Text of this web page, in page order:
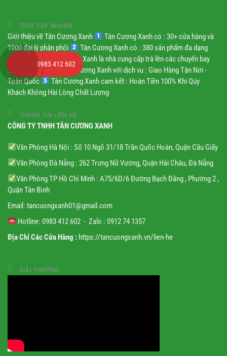
TRUY CẬP NHANH
Giới thiệu về Tân Cương Xanh
Tân Cương Xanh có : 30+ cửa hàng và
1000 đại lý phân phối
Tân Cương Xanh có : 380 sản phẩm đa dạng
chủng loại
Tân Cương Xanh là nhà cung cấp trà lên các chuyến bay
Vietnam Airline
Tân Cương Xanh với dịch vụ : Giao Hàng Tận Nơi -
Toàn Quốc
Tân Cương Xanh cam kết : Hoàn Tiền 100% Khi Qúy
Khách Không Hài Lòng Chất Lượng
THÔNG TIN LIÊN HỆ
CÔNG TY TNHH TÂN CƯƠNG XANH
Văn Phòng Hà Nội : Số 10 Ngõ 31/18 Trần Quốc Hoàn, Quận Cầu Giấy
Văn Phòng Đà Nẵng : 262 Trưng Nữ Vương, Quận Hải Châu, Đà Nẵng
Văn Phòng TP Hồ Chí Minh : A75/6D/6 Đường Bạch Đằng , Phường 2 ,
Quận Tân Bình
Email: tancuongxanh01@gmail.com
Hotline: 0983 412 602 - Zalo : 0912 74 1357
Địa Chỉ Các Cửa Hàng : https://tancuongxanh.vn/lien-he
GIẢI THƯỞNG
0983 412 602